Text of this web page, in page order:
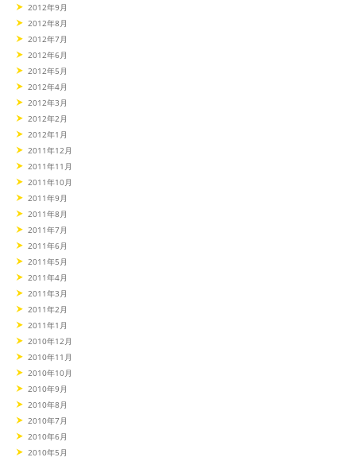
2012年9月
2012年8月
2012年7月
2012年6月
2012年5月
2012年4月
2012年3月
2012年2月
2012年1月
2011年12月
2011年11月
2011年10月
2011年9月
2011年8月
2011年7月
2011年6月
2011年5月
2011年4月
2011年3月
2011年2月
2011年1月
2010年12月
2010年11月
2010年10月
2010年9月
2010年8月
2010年7月
2010年6月
2010年5月